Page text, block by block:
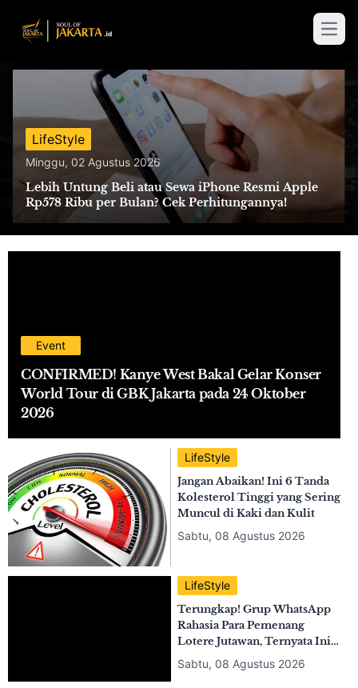
LifeStyle
Minggu, 02 Agustus 2026
Lebih Untung Beli atau Sewa iPhone Resmi Apple
Rp578 Ribu per Bulan? Cek Perhitungannya!
Event
World Tour di GBK Jakarta pada 24 Oktober
2026
LifeStyle
Jangan Abaikan! Ini 6 Tanda
Sabtu, 08 Agustus 2026
LifeStyle
Terungkap! Grup WhatsApp